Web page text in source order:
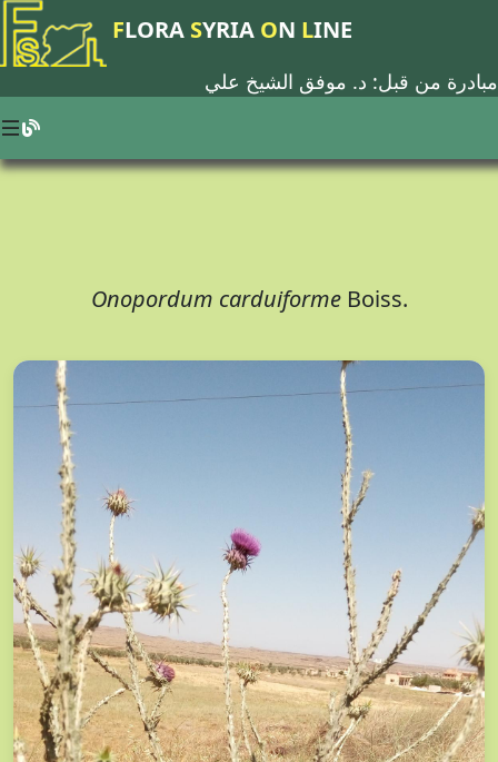
FLORA SYRIA ON LINE
مبادرة من قبل: د. موفق الشيخ علي
Onopordum carduiforme Boiss.